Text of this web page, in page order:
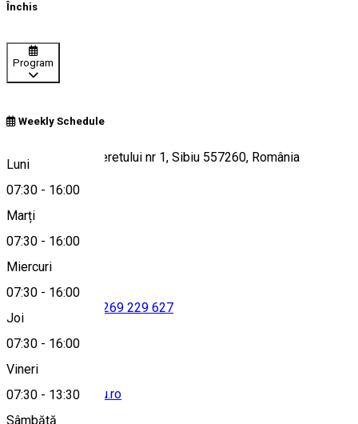
Închis
Program
Weekly Schedule
Luni
07:30 - 16:00
Marți
07:30 - 16:00
Miercuri
07:30 - 16:00
Joi
07:30 - 16:00
Vineri
07:30 - 13:30
Sâmbătă
Strada Parcul Tineretului nr 1, Sibiu 557260, România
Hartă
0269 229 627
casacultura@sibiu.ro